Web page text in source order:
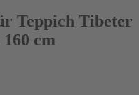
Teppich Tibeter
cm